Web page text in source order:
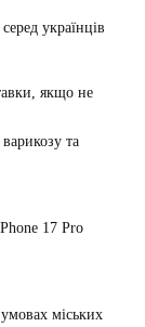
українців
якщо не
та
17 Pro
міських